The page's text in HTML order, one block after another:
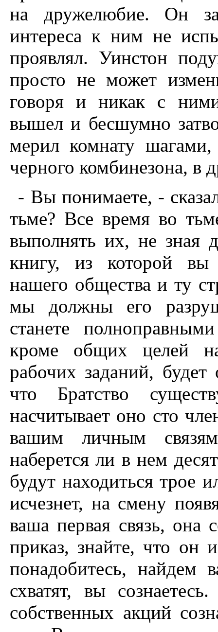
на дружелюбие. Он
интереса к ним не
проявлял. Уинстон
просто не может
говоря и никак с
вышел и бесшумно
мерил комнату
черного комбинезона, в
- Вы понимаете, -
тьме? Все время во
выполнять их, не
книгу, из которой вы
нашего общества и ту
мы должны его
станете
кроме общих целей
рабочих заданий,
что Братство
насчитывает оно сто
вашим личным
наберется ли в нем
будут находиться трое
исчезнет, на смену
ваша первая связь, она
приказ, знайте, что он
понадобитесь, найдем
схватят, вы
собственных акций